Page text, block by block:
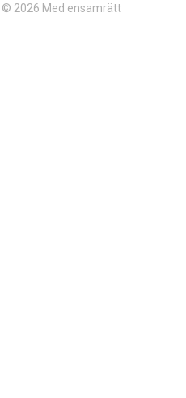
2026 Med ensamrätt